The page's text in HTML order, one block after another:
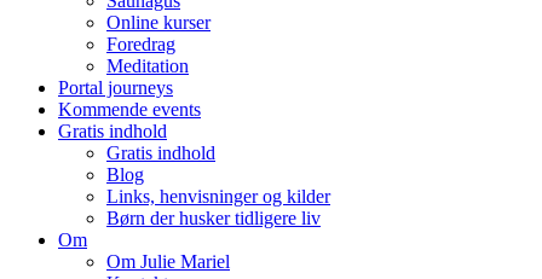
Online kurser
Foredrag
Meditation
Portal journeys
Kommende events
Gratis indhold
Gratis indhold
Blog
Links, henvisninger og kilder
Børn der husker tidligere liv
Om
Om Julie Mariel